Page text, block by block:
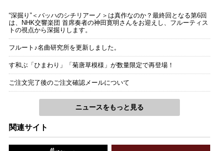
“深掘り”＜バッハのシチリアーノ＞は真作なのか？最終回となる第6回
は、NHK交響楽団 首席奏者の神田寛明さんをお迎えし、フルーティス
トの視点から深掘りします。
フルート♪名曲研究所を更新しました。
す和ぶ「ひまわり」「菊唐草模様」が数量限定で再登場！
ご注文完了後のご注文確認メールについて
ニュースをもっと見る
関連サイト